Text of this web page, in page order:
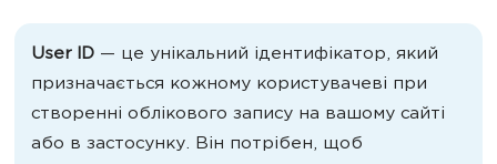
User ID — це унікальний ідентифікатор, який
призначається кожному користувачеві при
створенні облікового запису на вашому сайті
або в застосунку. Він потрібен, щоб